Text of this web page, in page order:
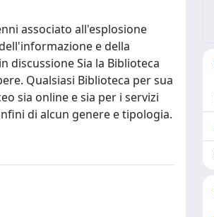
associato all'esplosione
e della
discussione Sia la Biblioteca
Qualsiasi Biblioteca per sua
sia online e sia per i servizi
di alcun genere e tipologia.